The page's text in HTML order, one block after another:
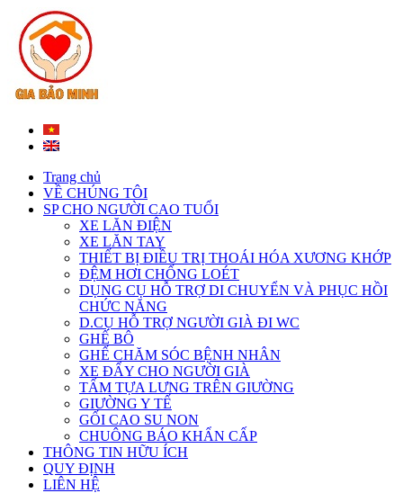
Trang chủ
VỀ CHÚNG TÔI
SP CHO NGƯỜI CAO TUỔI
XE LĂN ĐIỆN
XE LĂN TAY
THIẾT BỊ ĐIỀU TRỊ THOÁI HÓA XƯƠNG KHỚP
ĐỆM HƠI CHỐNG LOÉT
DỤNG CỤ HỖ TRỢ DI CHUYỂN VÀ PHỤC HỒI
CHỨC NĂNG
D.CỤ HỖ TRỢ NGƯỜI GIÀ ĐI WC
GHẾ BÔ
GHẾ CHĂM SÓC BỆNH NHÂN
XE ĐẨY CHO NGƯỜI GIÀ
TẤM TỰA LƯNG TRÊN GIƯỜNG
GIƯỜNG Y TẾ
GỐI CAO SU NON
CHUÔNG BÁO KHẨN CẤP
THÔNG TIN HỮU ÍCH
QUY ĐỊNH
LIÊN HỆ